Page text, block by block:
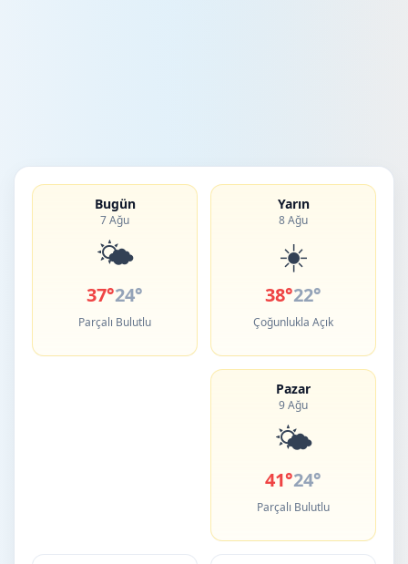
Bugün
7 Ağu
🌤️
37°24°
Parçalı Bulutlu
Yarın
8 Ağu
☀️
38°22°
Çoğunlukla Açık
Pazar
9 Ağu
🌤️
41°24°
Parçalı Bulutlu